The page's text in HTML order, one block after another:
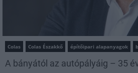
Colas Colas Északkő építőipari alapanyagok
A bányától az autópályáig – 35